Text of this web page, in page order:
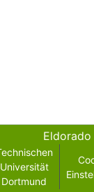
Universität
Dortmund